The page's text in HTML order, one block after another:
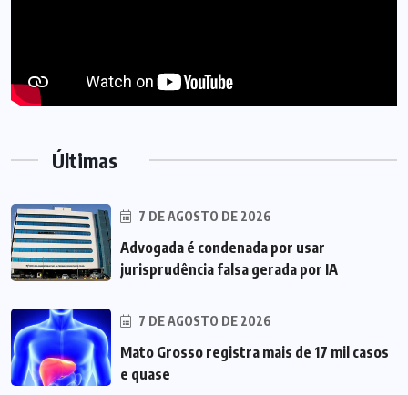
Últimas
7 DE AGOSTO DE 2026
Advogada é condenada por usar
jurisprudência falsa gerada por IA
7 DE AGOSTO DE 2026
Mato Grosso registra mais de 17 mil casos
e quase